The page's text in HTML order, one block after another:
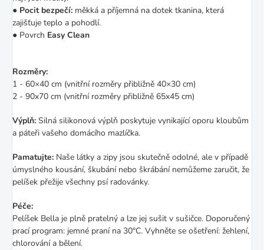
● Pocit bezpečí: měkká a příjemná na dotek tkanina, která
zajišťuje teplo a pohodlí.
● Povrch Easy Clean
Rozměry:
1 - 60×40 cm (vnitřní rozměry přibližně 40×30 cm)
2 - 90x70 cm (vnitřní rozměry přibližně 65x45 cm)
Výplň: Silná silikonová výplň poskytuje vynikající oporu kloubům
a páteři vašeho domácího mazlíčka.
Pamatujte: Naše látky a zipy jsou skutečně odolné, ale v případě
úmyslného kousání, škubání nebo škrábání nemůžeme zaručit, že
pelíšek přežije všechny psí radovánky.
Péče:
Pelíšek Bella je plně pratelný a lze jej sušit v sušičce. Doporučený
prací program: jemné praní na 30°C. Vyhněte se ošetření: žehlení,
chlorování a bělení.